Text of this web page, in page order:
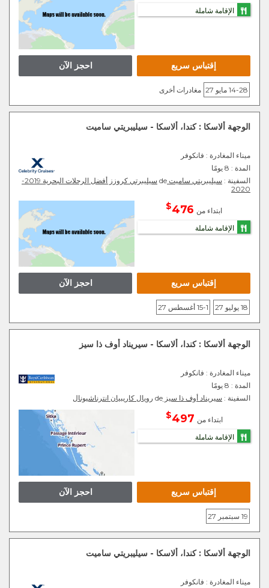
الإقامة شاملة
احجز الآن إقتباس سريع
14-28 مايو 27 مغادرات أخرى
الوجهة ألاسكا : كندا، ألاسكا - سيليبريتي ساميت
ميناء المغادرة : فانكوفر
المدة : 8 يومًا
السفينة : سيليبريتي ساميت de
سيليبرتي كروزز أفضل الرحلات البحرية 2019-
2020
ابتداء من 476
$
الإقامة شاملة
احجز الآن إقتباس سريع
18 يوليو 27 1-15 أغسطس 27
الوجهة ألاسكا : كندا، ألاسكا - سيريناد أوف ذا سيز
ميناء المغادرة : فانكوفر
المدة : 8 يومًا
السفينة : سيريناد أوف ذا سيز de رويال كاريبيان انترناشيونال
ابتداء من 497
$
الإقامة شاملة
احجز الآن إقتباس سريع
19 سبتمبر 27
الوجهة ألاسكا : كندا، ألاسكا - سيليبريتي ساميت
ميناء المغادرة : فانكوفر